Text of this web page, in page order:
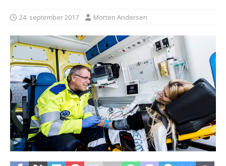
24. september 2017 Morten Andersen